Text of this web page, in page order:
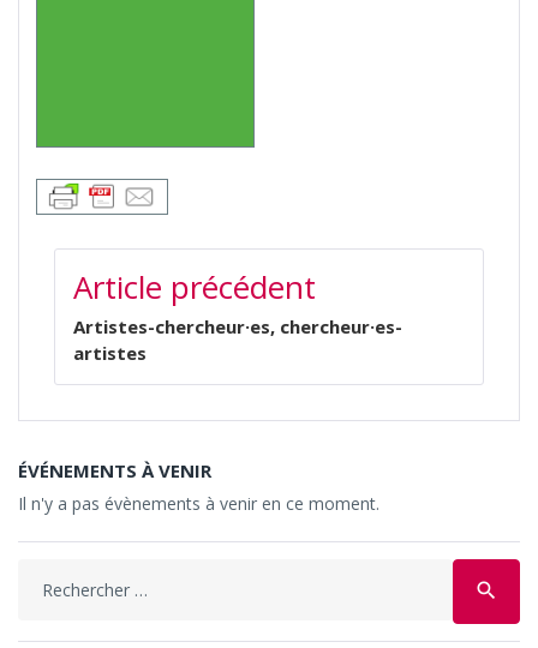
NAVIGATION
DE
L’ARTICLE
Article précédent
Artistes-chercheur·es, chercheur·es-
artistes
ÉVÉNEMENTS À VENIR
Il n'y a pas évènements à venir en ce moment.
search